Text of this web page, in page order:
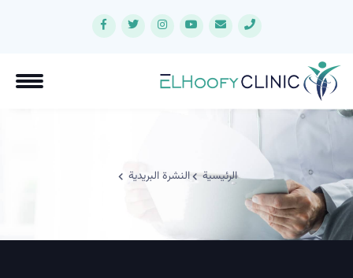
الرئيسية النشرة البريدية